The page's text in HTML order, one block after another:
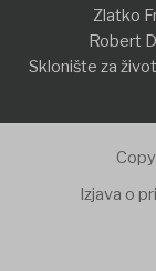
Zlatko
Robert
Sklonište za
Izjava o